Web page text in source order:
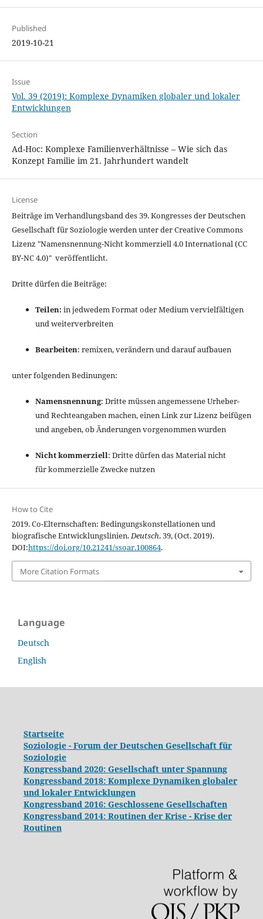
Published
2019-10-21
Issue
Vol. 39 (2019): Komplexe Dynamiken globaler und lokaler
Entwicklungen
Section
Ad-Hoc: Komplexe Familienverhältnisse – Wie sich das
Konzept Familie im 21. Jahrhundert wandelt
License
Beiträge im Verhandlungsband des 39. Kongresses der Deutschen
Gesellschaft für Soziologie werden unter der Creative Commons
Lizenz "Namensnennung-Nicht kommerziell 4.0 International(CC
BY-NC 4.0)" veröffentlicht.
Dritte dürfen die Beiträge:
Teilen: in jedwedem Format oder Medium vervielfältigen
und weiterverbreiten
Bearbeiten: remixen, verändern und darauf aufbauen
unter folgenden Bedinungen:
Namensnennung: Dritte müssen angemessene Urheber-
und Rechteangaben machen, einen Link zur Lizenz beifügen
und angeben, ob Änderungen vorgenommen wurden
Nicht kommerziell: Dritte dürfen das Material nicht
für kommerzielle Zwecke nutzen
How to Cite
2019. Co-Elternschaften: Bedingungskonstellationen und
biografische Entwicklungslinien.Deutsch. 39, (Oct. 2019).
DOI:https://doi.org/10.21241/ssoar.100864.
More Citation Formats
Language
Deutsch
English
Startseite
Soziologie - Forum der Deutschen Gesellschaft für
Soziologie
Kongressband 2020: Gesellschaft unter Spannung
Kongressband 2018: Komplexe Dynamiken globaler
und lokaler Entwicklungen
Kongressband 2016: Geschlossene Gesellschaften
Kongressband 2014: Routinen der Krise - Krise der
Routinen